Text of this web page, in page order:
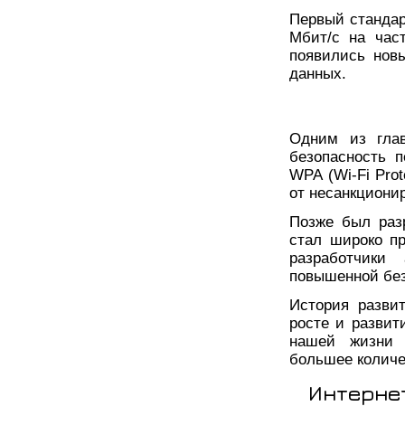
Первый
Мбит/с на
появились
данных.
Одним из
безопасность
WPA (Wi-Fi
от
Позже был
стал широко
повышенной
История
росте и
нашей жизни
большее